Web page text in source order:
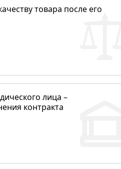
товара после его
лица –
контракта